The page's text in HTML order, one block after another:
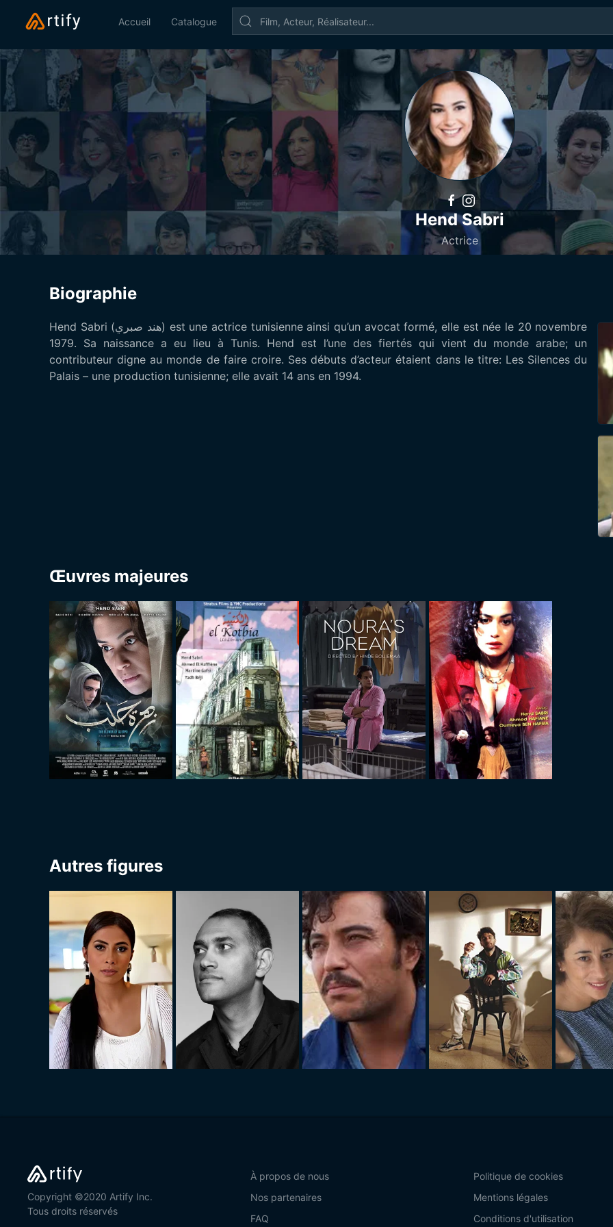
Accueil Catalogue
Hend Sabri
Actrice
Biographie
Hend Sabri (هند صبري) est une actrice tunisienne ainsi qu’un avocat formé, elle est née le 20 novembre
1979. Sa naissance a eu lieu à Tunis. Hend est l’une des fiertés qui vient du monde arabe; un
contributeur digne au monde de faire croire. Ses débuts d’acteur étaient dans le titre: Les Silences du
Palais – une production tunisienne; elle avait 14 ans en 1994.
Œuvres majeures
Autres figures
Copyright ©2020 Artify Inc.
Tous droits réservés
À propos de nous
Nos partenaires
FAQ
Politique de cookies
Mentions légales
Conditions d'utilisation